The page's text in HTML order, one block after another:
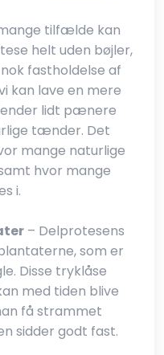
tilfælde kan
helt uden bøjler,
fastholdelse af
kan lave en mere
lidt pænere
tænder. Det
mange naturlige
hvor mange
i.
– Delprotesens
som er
Disse tryklåse
med tiden blive
få strammet
sidder godt fast.